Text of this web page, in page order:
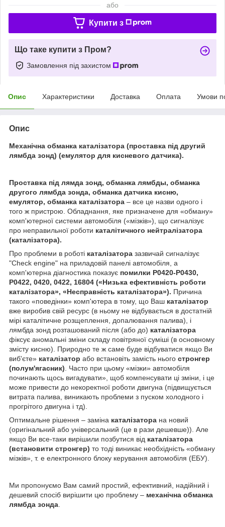
або
Купити з
Що таке купити з Пром?
Замовлення під захистом
Опис Характеристики Доставка Оплата Умови
Опис
Механічна обманка каталізатора (проставка під другий
лямбда зонд) (емулятор для кисневого датчика).
Проставка під лямда зонд, обманка лямбды, обманка
другого лямбда зонда, обманка датчика кисню,
емулятор, обманка каталізатора – все це назви одного і
того ж пристрою. Обладнання, яке призначене для «обману»
комп'ютерної системи автомобіля («мізків»), що сигналізує
про неправильної роботи каталітичного нейтралізатора
(каталізатора).
Про проблеми в роботі каталізатора зазвичай сигналізує
"Check engine" на приладовій панелі автомобіля, а
комп'ютерна діагностика показує помилки P0420-P0430,
P0422, 0420, 0422, 16804 («Низька ефективність роботи
каталізатора», «Несправність каталізатора»). Причина
такого «поведінки» комп'ютера в тому, що Ваш каталізатор
вже виробив свій ресурс (в ньому не відбувається в достатній
мірі каталітичне розщеплення, допалювання палива), і
лямбда зонд розташований після (або до) каталізатора
фіксує аномальні зміни складу повітряної суміші (в основному
змісту кисню). Природно те ж саме буде відбуватися якщо Ви
виб'єте» каталізатор або встановіть замість нього стронгер
(полум'ягасник) . Часто при цьому «мізки» автомобіля
починають щось вигадувати», щоб компенсувати ці зміни, і це
може привести до некоректної роботи двигуна (підвищується
витрата палива, виникають проблеми з пуском холодного і
прогрітого двигуна і тд).
Оптимальне рішення – заміна каталізатора на новий
(оригінальний або універсальний (це в рази дешевше)). Але
якщо Ви все-таки вирішили позбутися від каталізатора
(встановити стронгер) то тоді виникає необхідність «обману
мізків», т. е електронного блоку керування автомобіля (ЕБУ).
Ми пропонуємо Вам самий простий, ефективний, надійний і
дешевий спосіб вирішити цю проблему – механічна обманка
лямбда зонда